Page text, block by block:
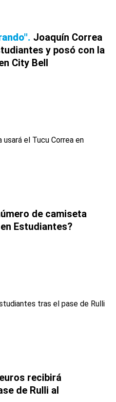
Joaquín Correa
y posó con la
City Bell
de camiseta
Estudiantes?
recibirá
de Rulli al